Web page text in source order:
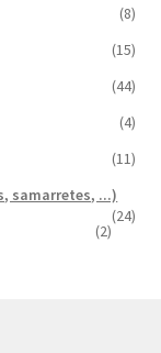
(8)
(15)
(44)
(4)
(11)
samarretes, ...)
(24)
(2)